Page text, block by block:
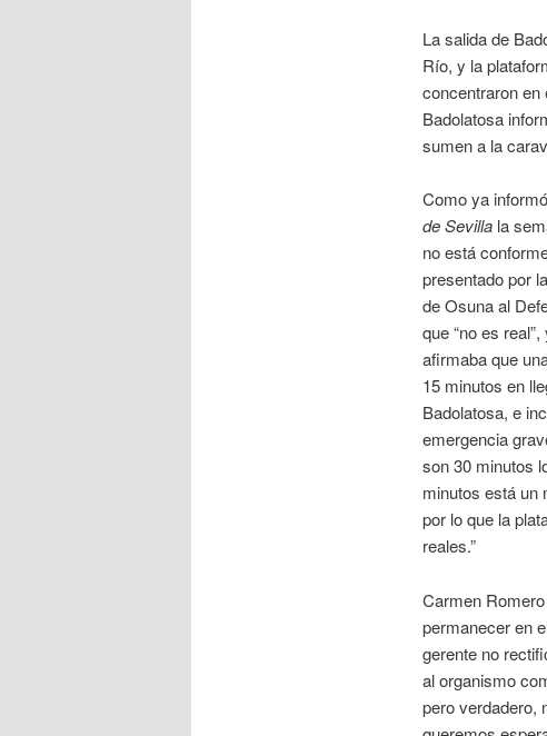
La salida de
Río, y la
concentraron en
Badolatosa
sumen a la
Como ya informó
de Sevillala
no está
presentado por
de Osuna al
que “no es
afirmaba que
15 minutos en
Badolatosa, e
emergencia
son 30 minutos
minutos está un
por lo que la
reales.”
Carmen
permanecer en
gerente no
al organismo
pero verdadero,